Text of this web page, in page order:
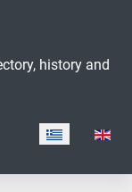
history and
Επιλέξτε τη